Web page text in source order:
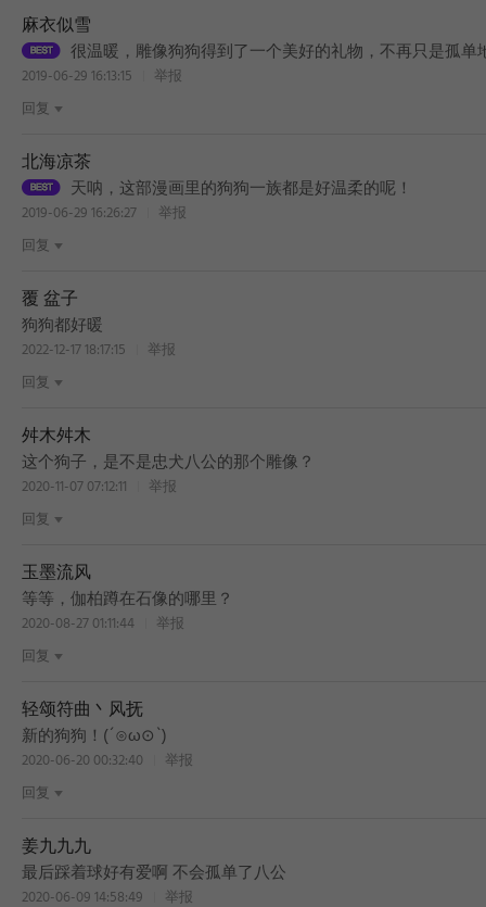
BEST
麻衣似雪
BEST
很温暖，雕像狗狗得到了一个美好的礼物，不再只是孤
2019-06-29 16:13:15
举报
回复
北海凉茶
BEST
天呐，这部漫画里的狗狗一族都是好温柔的呢！
2019-06-29 16:26:27
举报
回复
覆 盆子
狗狗都好暖
2022-12-17 18:17:15
举报
回复
舛木舛木
这个狗子，是不是忠犬八公的那个雕像？
2020-11-07 07:12:11
举报
回复
玉墨流风
等等，伽柏蹲在石像的哪里？
2020-08-27 01:11:44
举报
回复
轻颂符曲丶风抚
新的狗狗！(´⊙ω⊙`)
2020-06-20 00:32:40
举报
回复
姜九九九
最后踩着球好有爱啊 不会孤单了八公
2020-06-09 14:58:49
举报